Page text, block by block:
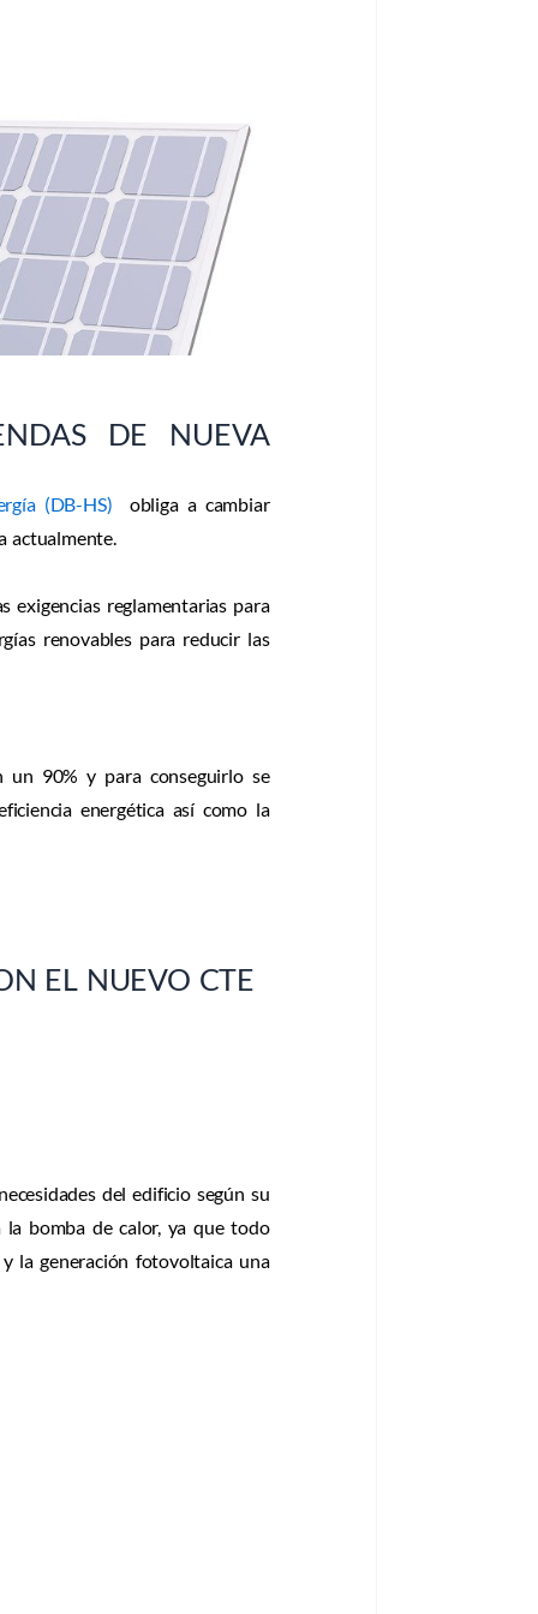
DE NUEVA
(DB-HS) obliga a cambiar
actualmente.
exigencias reglamentarias para
renovables para reducir las
un 90% y para conseguirlo se
energética así como la
EL NUEVO CTE
del edificio según su
la bomba de calor, ya que todo
la generación fotovoltaica una